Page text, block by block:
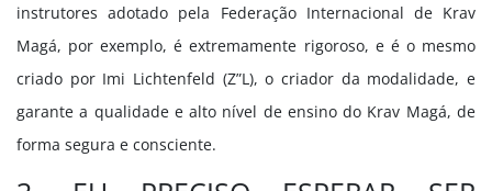
instrutores adotado pela Federação Internacional de Krav
Magá, por exemplo, é extremamente rigoroso, e é o mesmo
criado por Imi Lichtenfeld (Z”L), o criador da modalidade, e
garante a qualidade e alto nível de ensino do Krav Magá, de
forma segura e consciente.